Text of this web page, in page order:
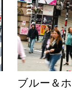
ブルー＆